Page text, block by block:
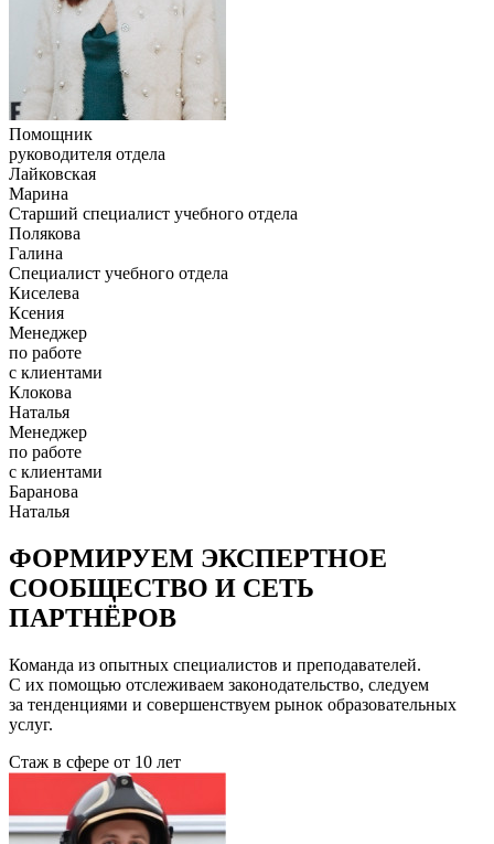
Помощник
руководителя отдела
Лайковская
Марина
Старший специалист учебного отдела
Полякова
Галина
Специалист учебного отдела
Киселева
Ксения
Менеджер
по работе
с клиентами
Клокова
Наталья
Менеджер
по работе
с клиентами
Баранова
Наталья
ФОРМИРУЕМ ЭКСПЕРТНОЕ
СООБЩЕСТВО И СЕТЬ
ПАРТНЁРОВ
Команда из опытных специалистов и преподавателей.
С их помощью отслеживаем законодательство, следуем
за тенденциями и совершенствуем рынок образовательных
услуг.
Стаж в сфере от 10 лет